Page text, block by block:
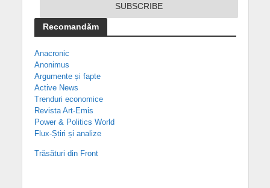
Recomandăm
Anacronic
Anonimus
Argumente și fapte
Active News
Trenduri economice
Revista Art-Emis
Power & Politics World
Flux-Știri și analize
Trăsături din Front